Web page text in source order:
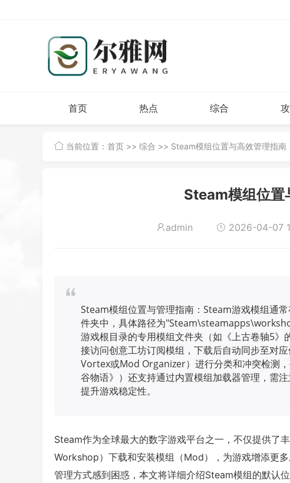
首页 热点 综合
当前位置： 首页 >> 综合 >> Steam模组位置与高效管理指南
Steam模组位置
admin 2026-04-07
Steam模组位置与管理指南：Steam游戏模组通
件夹中，具体路径为
游戏根目录的专用模组文件夹（如《上古卷轴5
接访问创意工坊订阅模组，下载后自动同步至对
Vortex或Mod Organizer）进行分类和冲突检测
谷物语》）还支持通过内置模组加载器管理，需
提升游戏稳定性。
Steam作为全球最大的数字游戏平台之一，不仅提供了
Workshop）下载和安装模组（Mod），为游戏增添更
管理方式感到困惑，本文将详细介绍Steam模组的默认